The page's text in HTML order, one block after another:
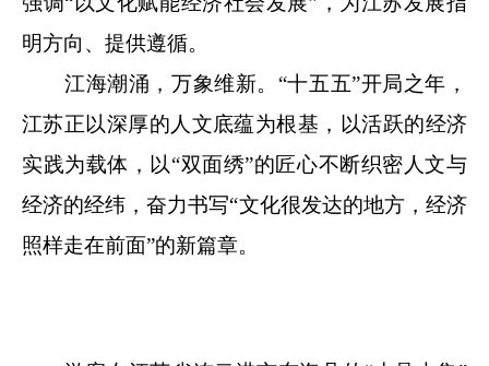
明方向、提供遵循。
江海潮涌，万象维新。“十五五”开局之年，
江苏正以深厚的人文底蕴为根基，以活跃的经济
实践为载体，以“双面绣”的匠心不断织密人文与
经济的经纬，奋力书写“文化很发达的地方，经济
照样走在前面”的新篇章。